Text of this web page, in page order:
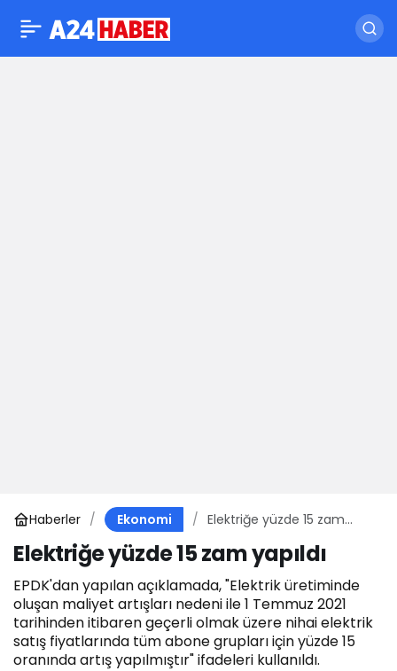
Haberler Ekonomi
Elektriğe yüzde 15 zam
Elektriğe yüzde 15 zam yapıldı
EPDK'dan yapılan açıklamada, "Elektrik üretiminde
oluşan maliyet artışları nedeni ile 1 Temmuz 2021
tarihinden itibaren geçerli olmak üzere nihai elektrik
satış fiyatlarında tüm abone grupları için yüzde 15
oranında artış yapılmıştır" ifadeleri kullanıldı.